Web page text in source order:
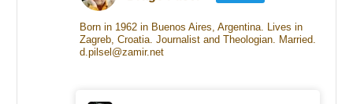
Born in 1962 in Buenos Aires, Argentina. Lives in
Zagreb, Croatia. Journalist and Theologian. Married.
d.pilsel@zamir.net